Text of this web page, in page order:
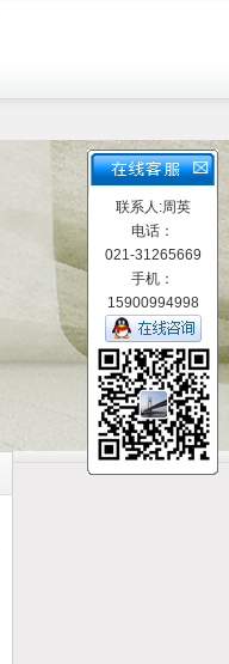
联系人:周英
电话：
021-31265669
手机：
15900994998